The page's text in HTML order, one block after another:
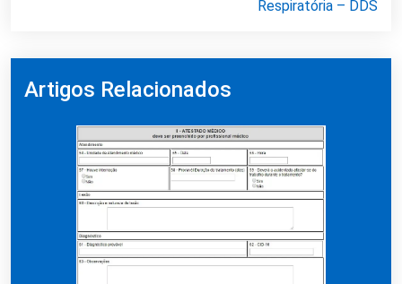
Respiratória – DDS
Artigos Relacionados